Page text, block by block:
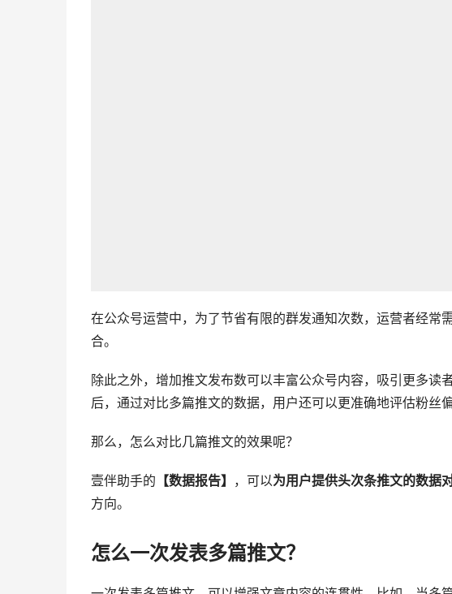
在公众号运营中，为了节省有限的群发通知次数，运营者经常
合。
除此之外，增加推文发布数可以丰富公众号内容，吸引更多读
后，通过对比多篇推文的数据，用户还可以更准确地评估粉丝偏
那么，怎么对比几篇推文的效果呢？
壹伴助手的 【数据报告】 ，可以为用户提供头次条推文的数据
方向。
怎么一次发表多篇推文？